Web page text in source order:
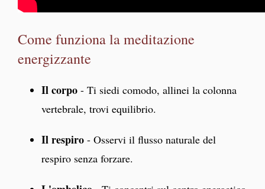
Come funziona la meditazione
energizzante
Il corpo - Ti siedi comodo, allinei la colonna
vertebrale, trovi equilibrio.
Il respiro - Osservi il flusso naturale del
respiro senza forzare.